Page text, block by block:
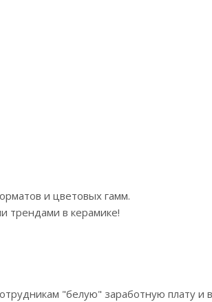
и цветовых гамм.
трендами в керамике!
"белую" заработную плату и